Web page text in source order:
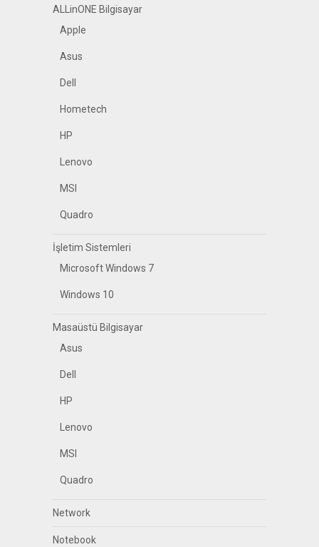
ALLinONE Bilgisayar
Apple
Asus
Dell
Hometech
HP
Lenovo
MSI
Quadro
İşletim Sistemleri
Microsoft Windows 7
Windows 10
Masaüstü Bilgisayar
Asus
Dell
HP
Lenovo
MSI
Quadro
Network
Notebook